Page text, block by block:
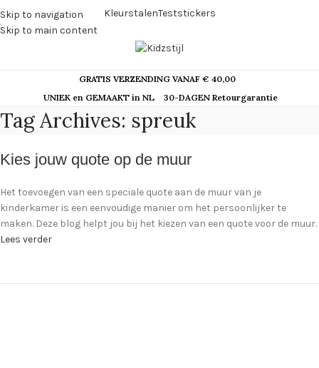
Skip to navigation
Skip to main content
KleurstalenTeststickers
GRATIS VERZENDING VANAF € 40,00
UNIEK en GEMAAKT in NL
30-DAGEN Retourgarantie
Tag Archives: spreuk
Kies jouw quote op de muur
Het toevoegen van een speciale quote aan de muur van je
kinderkamer is een eenvoudige manier om het persoonlijker te
maken. Deze blog helpt jou bij het kiezen van een quote voor de muur.
Lees verder